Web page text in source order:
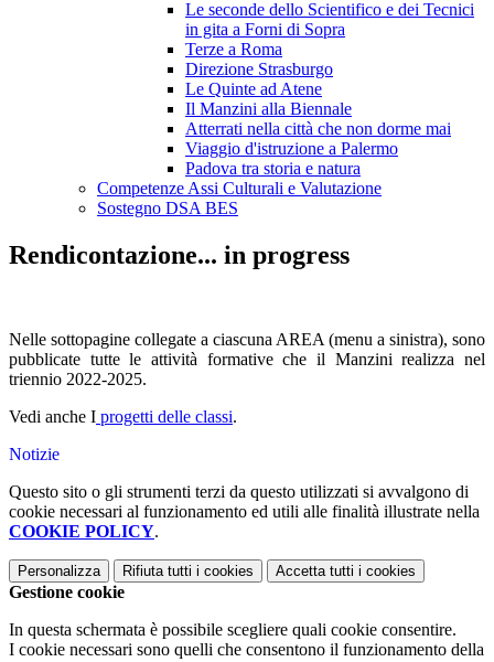
Le seconde dello Scientifico e dei Tecnici
in gita a Forni di Sopra
Terze a Roma
Direzione Strasburgo
Le Quinte ad Atene
Il Manzini alla Biennale
Atterrati nella città che non dorme mai
Viaggio d'istruzione a Palermo
Padova tra storia e natura
Competenze Assi Culturali e Valutazione
Sostegno DSA BES
Rendicontazione... in progress
Nelle sottopagine collegate a ciascuna AREA (menu a sinistra), sono
pubblicate tutte le attività formative che il Manzini realizza nel
triennio 2022-2025.
Vedi anche I progetti delle classi.
Notizie
Questo sito o gli strumenti terzi da questo utilizzati si avvalgono di
cookie necessari al funzionamento ed utili alle finalità illustrate nella
COOKIE POLICY.
Personalizza Rifiuta tutti i cookies Accetta tutti i cookies
Gestione cookie
In questa schermata è possibile scegliere quali cookie consentire.
I cookie necessari sono quelli che consentono il funzionamento della